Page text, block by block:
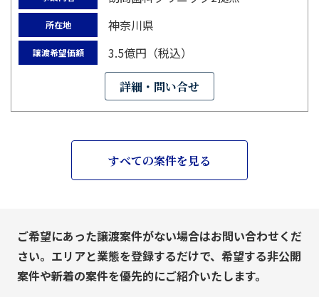
所在地 神奈川県
譲渡希望価額 3.5億円（税込）
詳細・問い合せ
すべての案件を見る
ご希望にあった譲渡案件がない場合はお問い合わせくだ
さい。エリアと業態を登録するだけで、希望する非公開
案件や新着の案件を優先的にご紹介いたします。